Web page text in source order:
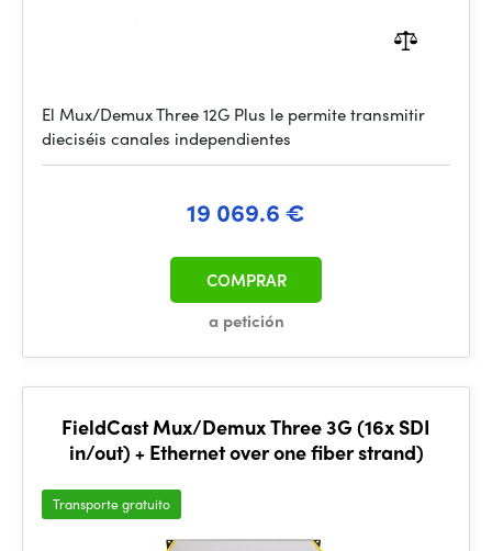
El Mux/Demux Three 12G Plus le permite transmitir
dieciséis canales independientes
19 069.6 €
a petición
COMPRAR
FieldCast Mux/Demux Three 3G (16x SDI
in/out) + Ethernet over one fiber strand)
Transporte gratuito